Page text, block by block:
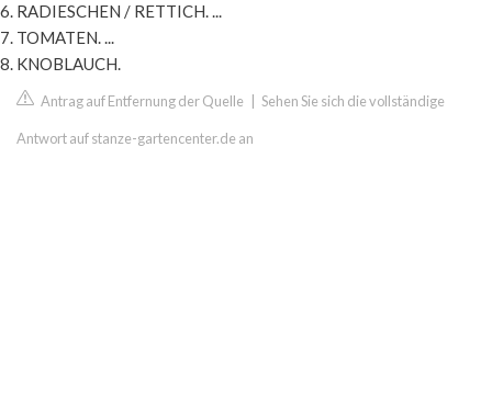
RADIESCHEN / RETTICH. ...
TOMATEN. ...
KNOBLAUCH.
Antrag auf Entfernung der Quelle Sehen Sie sich die vollständige
Antwort auf stanze-gartencenter.de an